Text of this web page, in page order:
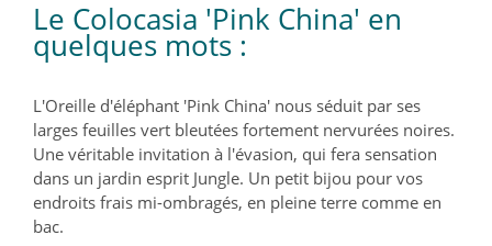
Le Colocasia 'Pink China' en
quelques mots :
L'Oreille d'éléphant 'Pink China' nous séduit par ses
larges feuilles vert bleutées fortement nervurées noires.
Une véritable invitation à l'évasion, qui fera sensation
dans un jardin esprit Jungle. Un petit bijou pour vos
endroits frais mi-ombragés, en pleine terre comme en
bac.